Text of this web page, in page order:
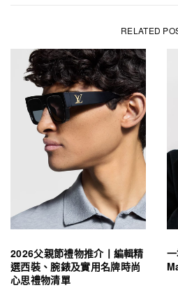
RELATED
2026父親節禮物推介丨編輯精
選西裝、腕錶及實用名牌時尚
心思禮物清單